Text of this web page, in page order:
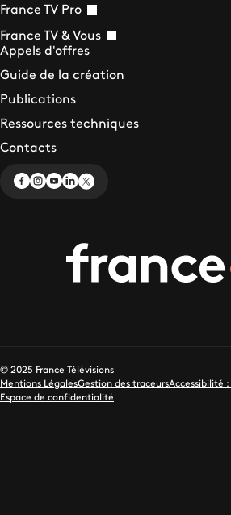
France TV Pro
France TV & Vous
Appels d'offres
Guide de la création
Publications
Ressources techniques
Contacts
© 2025 France Télévisions
Mentions LégalesGestion des traceursAccessibilité
Espace de confidentialité